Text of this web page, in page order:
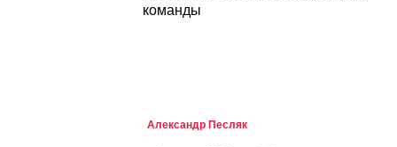
команды
Александр Песляк